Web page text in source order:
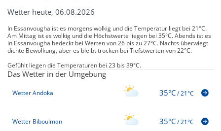
Wetter heute, 06.08.2026
In Essanvougha ist es morgens wolkig und die Temperatur liegt bei 21°C.
Am Mittag ist es wolkig und die Höchstwerte liegen bei 35°C. Abends ist es
in Essanvougha bedeckt bei Werten von 26 bis zu 27°C. Nachts überwiegt
dichte Bewölkung, aber es bleibt trocken bei Tiefstwerten von 22°C.
Gefühlt liegen die Temperaturen bei 23 bis 39°C.
Das Wetter in der Umgebung
Wetter Andoka 35°C/21°C
Wetter Biboulman 35°C/21°C